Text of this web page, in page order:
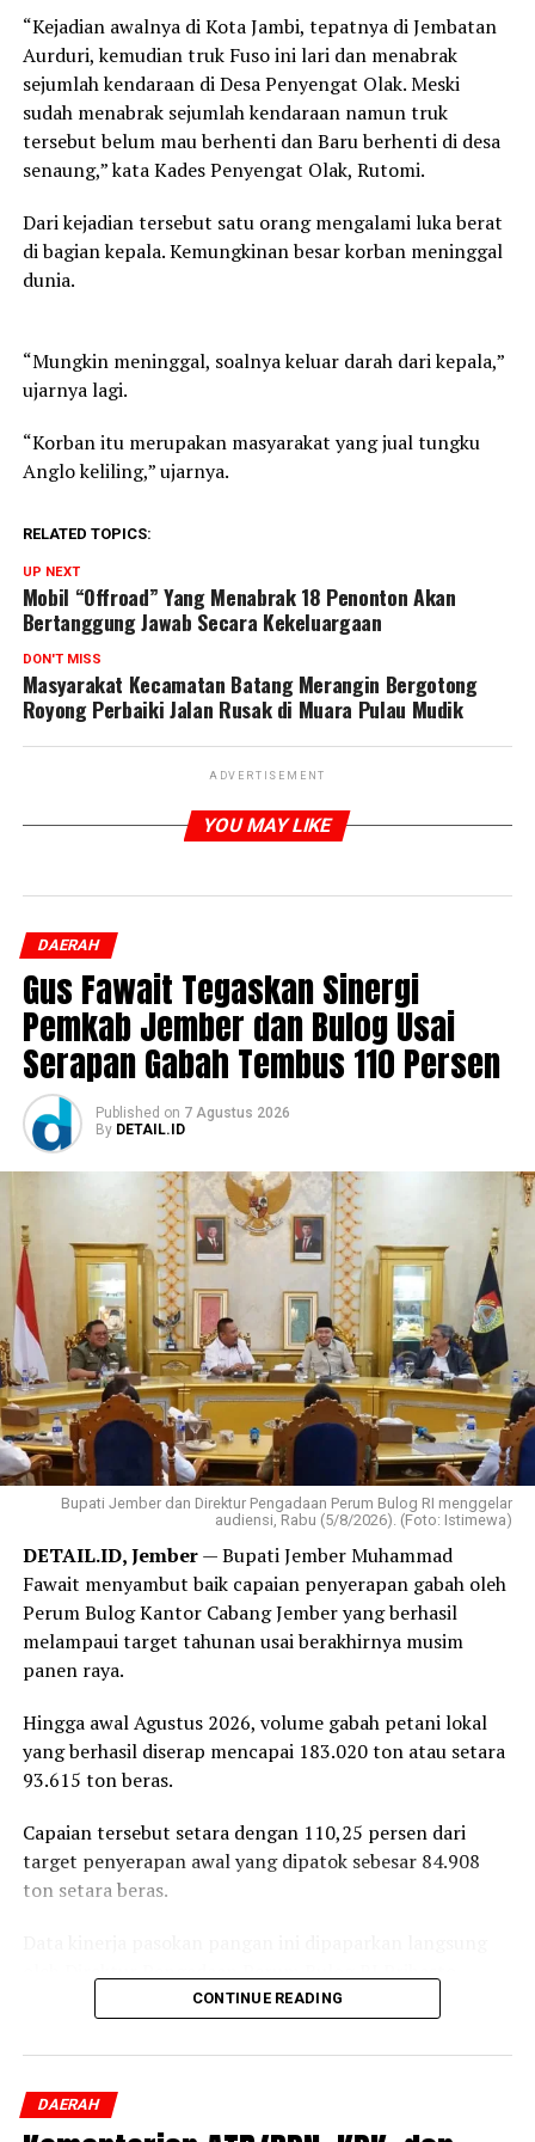
“Kejadian awalnya di Kota Jambi, tepatnya di Jembatan
Aurduri, kemudian truk Fuso ini lari dan menabrak
sejumlah kendaraan di Desa Penyengat Olak. Meski
sudah menabrak sejumlah kendaraan namun truk
tersebut belum mau berhenti dan Baru berhenti di desa
senaung,” kata Kades Penyengat Olak, Rutomi.
Dari kejadian tersebut satu orang mengalami luka berat
di bagian kepala. Kemungkinan besar korban meninggal
dunia.
“Mungkin meninggal, soalnya keluar darah dari kepala,”
ujarnya lagi.
“Korban itu merupakan masyarakat yang jual tungku
Anglo keliling,” ujarnya.
RELATED TOPICS:
UP NEXT
Mobil “Offroad” Yang Menabrak 18 Penonton Akan
Bertanggung Jawab Secara Kekeluargaan
DON'T MISS
Masyarakat Kecamatan Batang Merangin Bergotong
Royong Perbaiki Jalan Rusak di Muara Pulau Mudik
ADVERTISEMENT
YOU MAY LIKE
DAERAH
Gus Fawait Tegaskan Sinergi
Pemkab Jember dan Bulog Usai
Serapan Gabah Tembus 110 Persen
Published on 7 Agustus 2026
By DETAIL.ID
Bupati Jember dan Direktur Pengadaan Perum Bulog RI menggelar
audiensi, Rabu (5/8/2026). (Foto: Istimewa)
DETAIL.ID, Jember— Bupati Jember Muhammad
Fawait menyambut baik capaian penyerapan gabah oleh
Perum Bulog Kantor Cabang Jember yang berhasil
melampaui target tahunan usai berakhirnya musim
panen raya.
Hingga awal Agustus 2026, volume gabah petani lokal
yang berhasil diserap mencapai 183.020 ton atau setara
93.615 ton beras.
Capaian tersebut setara dengan 110,25 persen dari
target penyerapan awal yang dipatok sebesar 84.908
ton setara beras.
Setyanto saat beraudiensi dengan Bupati Jember
penstabilan harga di tingkat produsen, pengelolaan
CONTINUE READING
DAERAH